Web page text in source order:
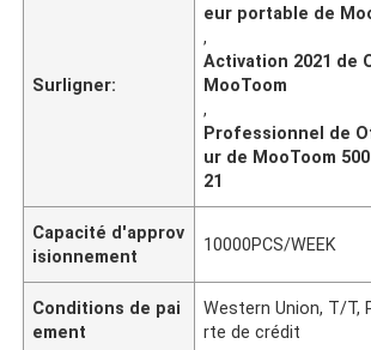
Surligner:
eur portable de
,
Activation 2021 de
MooToom
,
Professionnel de
ur de MooToom
21
Capacité d'approv
isionnement
10000PCS/WEEK
Conditions de pai
ement
Western Union, T/T,
rte de crédit